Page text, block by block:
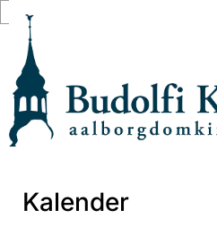
Gå til indhold
Kalender